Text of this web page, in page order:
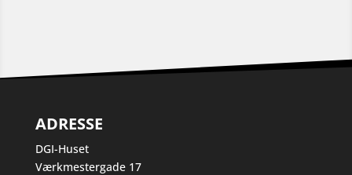
ADRESSE
DGI-Huset
Værkmestergade 17